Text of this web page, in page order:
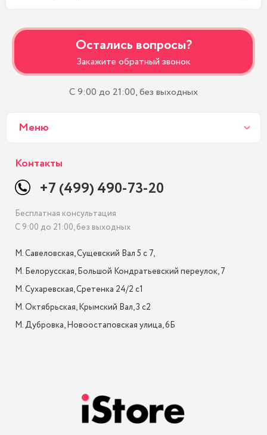
Остались вопросы?
Закажите обратный звонок
С 9:00 до 21:00, без выходных
Меню
Контакты
+7 (499) 490-73-20
Бесплатная консультация
С 9:00 до 21:00, без выходных
М. Савеловская, Сущевский Вал 5 с 7,
М. Белорусская, Большой Кондратьевский переулок, 7
М. Сухаревская, Сретенка 24/2 с1
М. Октябрьская, Крымский Вал, 3 с2
М. Дубровка, Новоостаповская улица, 6Б